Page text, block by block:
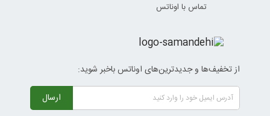
تماس با اوناتس
از تخفیف‌ها و جدیدترین‌های اوناتس باخبر شوید:
ارسال